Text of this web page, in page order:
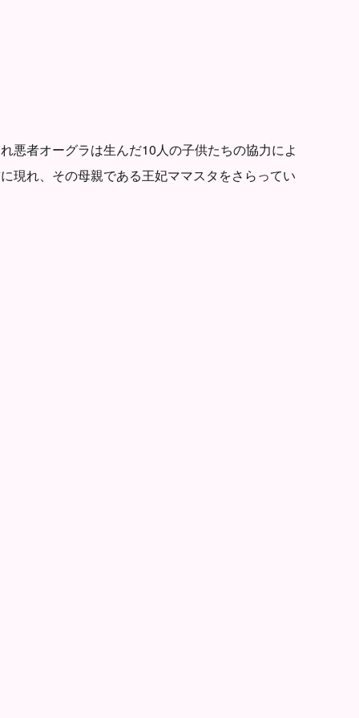
悪者オーグラは生んだ10人の子供たちの協力によ
現れ、その母親である王妃ママスタをさらってい